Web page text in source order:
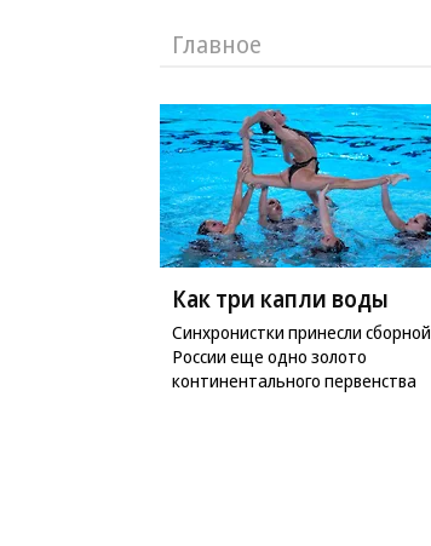
Главное
Как три капли воды
Синхронистки принесли сборной
России еще одно золото
континентального первенства